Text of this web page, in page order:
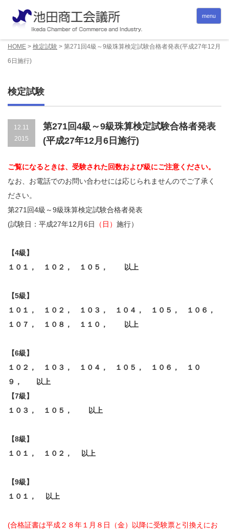
menu
HOME > 検定試験 > 第271回4級～9級珠算検定試験合格者発表(平成27年12月
6日施行)
検定試験
12.11
2015
第271回4級～9級珠算検定試験合格者発表
(平成27年12月6日施行)
ご覧になるときは、受験された回数および級にご注意ください。
なお、お電話でのお問い合わせには応じられませんのでご了承く
ださい。
第271回4級～9級珠算検定試験合格者発表
(試験日：平成27年12月6日
（日） 施行）
【4級】
１０１， １０２， １０５， 以上
【5級】
１０１， １０２， １０３， １０４， １０５， １０６，
１０７， １０８， １１０， 以上
【6級】
１０２， １０３， １０４， １０５， １０６， １０
９， 以上
【7級】
１０３， １０５， 以上
【8級】
１０１， １０２， 以上
【9級】
１０１， 以上
(合格証書は平成２８年１月８日（金）以降に受験票と引換えにお